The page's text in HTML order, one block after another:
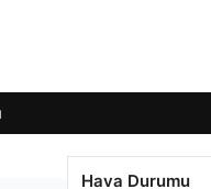
Hava Durumu